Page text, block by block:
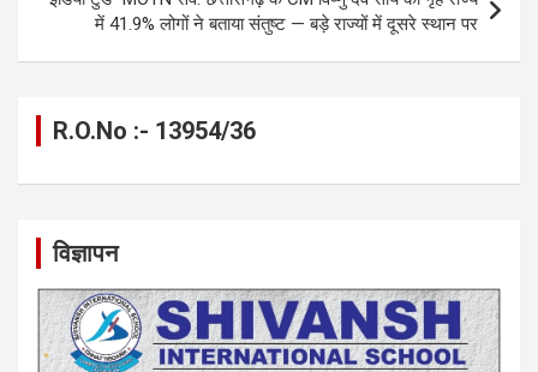
में 41.9% लोगों ने बताया संतुष्ट — बड़े राज्यों में दूसरे स्थान पर
R.O.No :- 13954/36
विज्ञापन